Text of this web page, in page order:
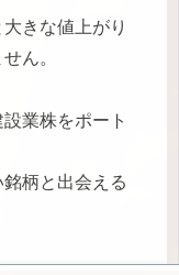
きな値上がり
ん。
業株をポート
柄と出会える